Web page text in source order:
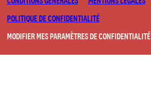
POLITIQUE DE CONFIDENTIALITÉ
MODIFIER MES PARAMÈTRES DE CONFIDENTIALITÉ